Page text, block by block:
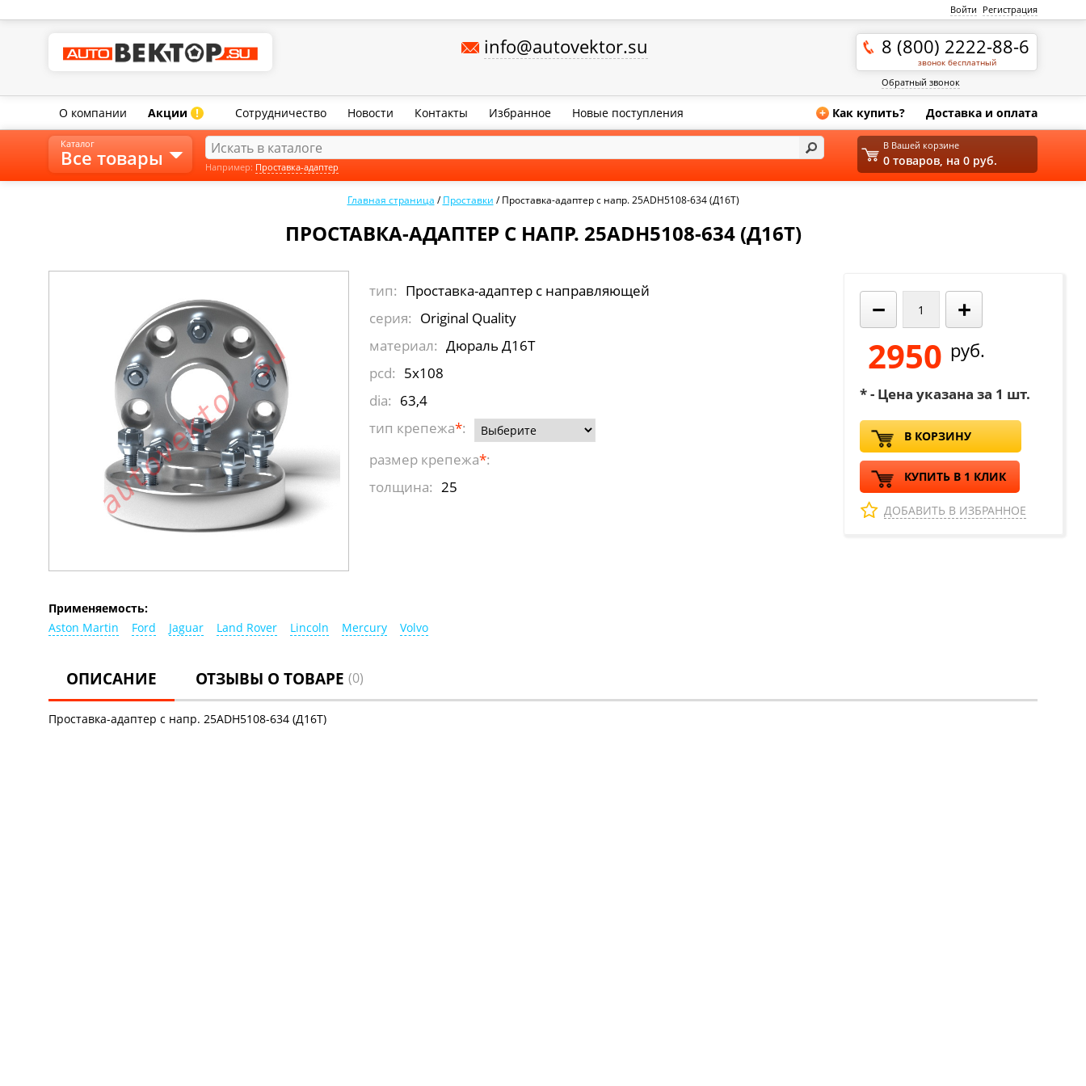
Войти Регистрация
info@autovektor.su 8 (800) 2222-88-6
звонок бесплатный
Обратный звонок
О компании Акции ! Сотрудничество Новости Контакты Избранное Новые поступления + Как купить? Доставка и оплата
Главная страница /Проставки /Проставка-адаптер с напр. 25ADH5108-634 (Д16Т)
ПРОСТАВКА-АДАПТЕР С НАПР. 25ADH5108-634 (Д16Т)
тип: Проставка-адаптер с направляющей
серия: Original Quality
материал: Дюраль Д16Т
pcd: 5x108
dia: 63,4
тип крепежа*:
размер крепежа*:
толщина: 25
Применяемость:
Aston Martin
Ford Jaguar Land Rover Lincoln Mercury Volvo
− +
2950 руб.
* - Цена указана за 1 шт.
В КОРЗИНУ
КУПИТЬ В 1 КЛИК
ДОБАВИТЬ В ИЗБРАННОЕ
ОПИСАНИЕ ОТЗЫВЫ О ТОВАРЕ (0)
Проставка-адаптер с напр. 25ADH5108-634 (Д16Т)
Каталог
Все товары
В Вашей корзине
0 товаров, на 0 руб.
Например: Проставка-адаптер